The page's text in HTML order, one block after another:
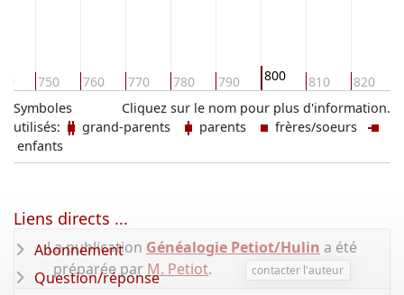
750 760 770 780 790 800 810 820
Cliquez sur le nom pour plus d'information.
Symboles
utilisés:
grand-parents parents
frères/soeurs
enfants
La publication Généalogie Petiot/Hulin a été
préparée par M. Petiot. contacter l'auteur
Liens directs ...
Abonnement
Question/réponse